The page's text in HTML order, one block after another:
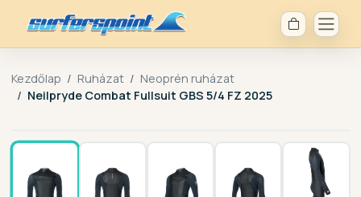
Kezdőlap Ruházat
Neoprén ruházat
Neilpryde Combat Fullsuit GBS 5/4 FZ 2025